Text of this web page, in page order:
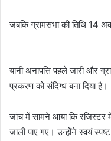
जबकि ग्रामसभा की तिथि 14
यानी अनापत्ति पहले जारी और
प्रकरण को संदिग्ध बना दिया है।
जांच में सामने आया कि रजिस्टर में
जाली पाए गए। उन्होंने स्वयं